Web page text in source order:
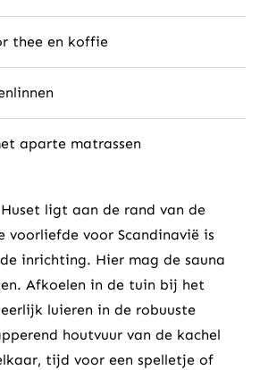
thee en koffie
aparte matrassen
Huset ligt aan de rand van de
voorliefde voor Scandinavië is
inrichting. Hier mag de sauna
Afkoelen in de tuin bij het
luieren in de robuuste
houtvuur van de kachel
tijd voor een spelletje of